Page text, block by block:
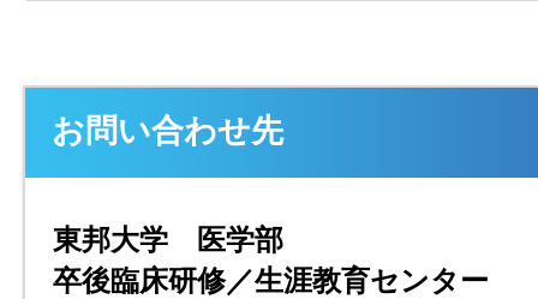
お問い合わせ先
東邦大学 医学部
卒後臨床研修／生涯教育センター